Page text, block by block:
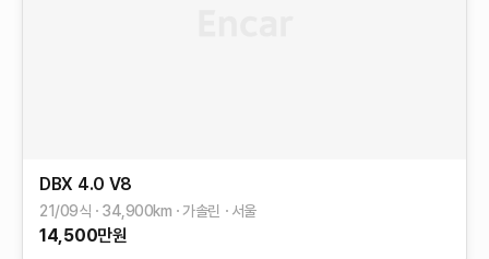
DBX 4.0 V8
21/09식 34,900km 가솔린 서울
14,500만원